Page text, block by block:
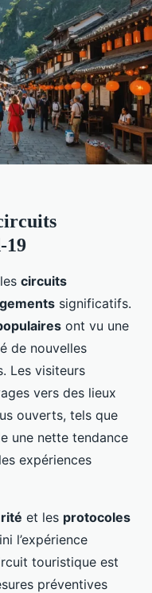
19
circuits
significatifs.
ont vu une
de nouvelles
Les visiteurs
vers des lieux
ouverts, tels que
une nette tendance
expériences
et les protocoles
l’expérience
touristique est
préventives